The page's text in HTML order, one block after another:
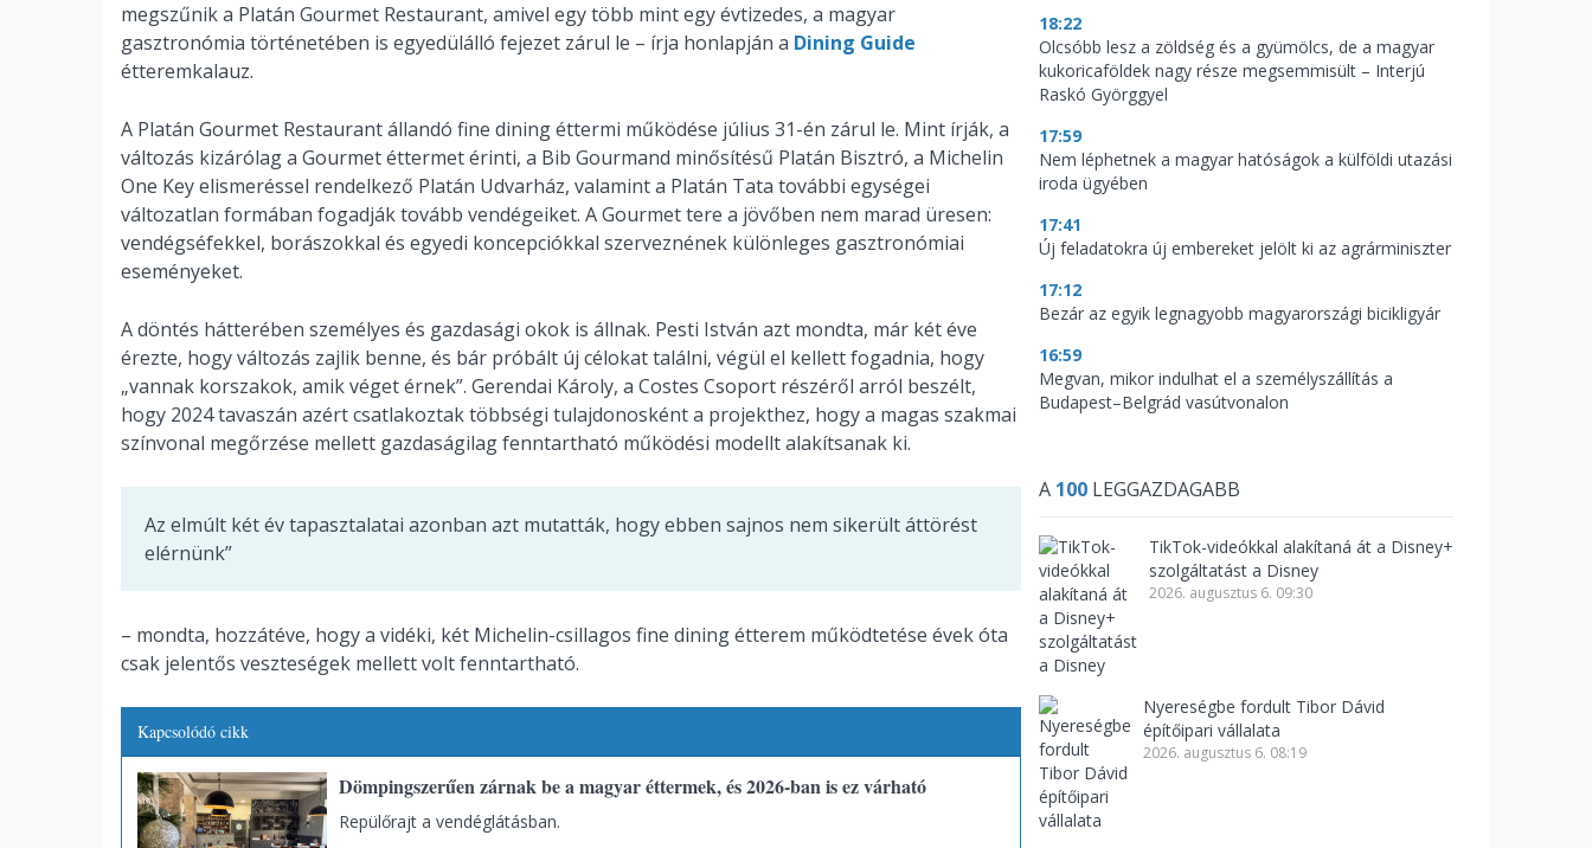
megszűnik a Platán Gourmet Restaurant, amivel egy több mint egy évtizedes, a magyar
gasztronómia történetében is egyedülálló fejezet zárul le – írja honlapján a Dining Guide
étteremkalauz.
A Platán Gourmet Restaurant állandó fine dining éttermi működése július 31-én zárul le. Mint írják, a
változás kizárólag a Gourmet éttermet érinti, a Bib Gourmand minősítésű Platán Bisztró, a Michelin
One Key elismeréssel rendelkező Platán Udvarház, valamint a Platán Tata további egységei
változatlan formában fogadják tovább vendégeiket. A Gourmet tere a jövőben nem marad üresen:
vendégséfekkel, borászokkal és egyedi koncepciókkal szerveznének különleges gasztronómiai
eseményeket.
A döntés hátterében személyes és gazdasági okok is állnak. Pesti István azt mondta, már két éve
érezte, hogy változás zajlik benne, és bár próbált új célokat találni, végül el kellett fogadnia, hogy
„vannak korszakok, amik véget érnek”. Gerendai Károly, a Costes Csoport részéről arról beszélt,
hogy 2024 tavaszán azért csatlakoztak többségi tulajdonosként a projekthez, hogy a magas szakmai
színvonal megőrzése mellett gazdaságilag fenntartható működési modellt alakítsanak ki.
Az elmúlt két év tapasztalatai azonban azt mutatták, hogy ebben sajnos nem sikerült áttörést
elérnünk”
– mondta, hozzátéve, hogy a vidéki, két Michelin-csillagos fine dining étterem működtetése évek óta
csak jelentős veszteségek mellett volt fenntartható.
Kapcsolódó cikk
Dömpingszerűen zárnak be a magyar éttermek, és 2026-ban is ez várható
Repülőrajt a vendéglátásban.
18:22
Olcsóbb lesz a zöldség és a gyümölcs, de a magyar
kukoricaföldek nagy része megsemmisült – Interjú
Raskó Györggyel
17:59
Nem léphetnek a magyar hatóságok a külföldi utazási
iroda ügyében
17:41
Új feladatokra új embereket jelölt ki az agrárminiszter
17:12
Bezár az egyik legnagyobb magyarországi bicikligyár
16:59
Megvan, mikor indulhat el a személyszállítás a
Budapest–Belgrád vasútvonalon
A 100 LEGGAZDAGABB
TikTok-videókkal alakítaná át a Disney+
szolgáltatást a Disney
2026. augusztus 6. 09:30
Nyereségbe fordult Tibor Dávid
építőipari vállalata
2026. augusztus 6. 08:19